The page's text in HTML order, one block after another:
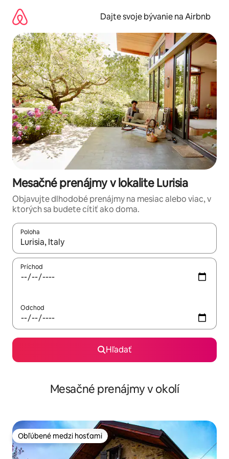
obsah.
Dajte svoje bývanie na Airbnb
Mesačné prenájmy v lokalite Lurisia
Objavujte dlhodobé prenájmy na mesiac alebo viac, v
ktorých sa budete cítiť ako doma.
Poloha
Keď budú výsledky k dispozícii, môžete si ich prechádzať
Príchod
Odchod
Hľadať
Mesačné prenájmy v okolí
Obľúbené medzi hosťami
Obľúbené medzi hosťami